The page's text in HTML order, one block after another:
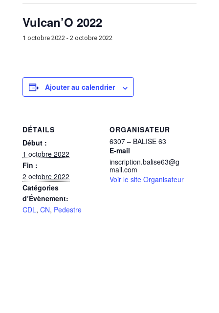
Vulcan’O 2022
1 octobre 2022 - 2 octobre 2022
Ajouter au calendrier
DÉTAILS
Début :
1 octobre 2022
Fin :
2 octobre 2022
Catégories
d’Évènement:
CDL, CN, Pedestre
ORGANISATEUR
6307 – BALISE 63
E-mail
inscription.balise63@g
mail.com
Voir le site Organisateur